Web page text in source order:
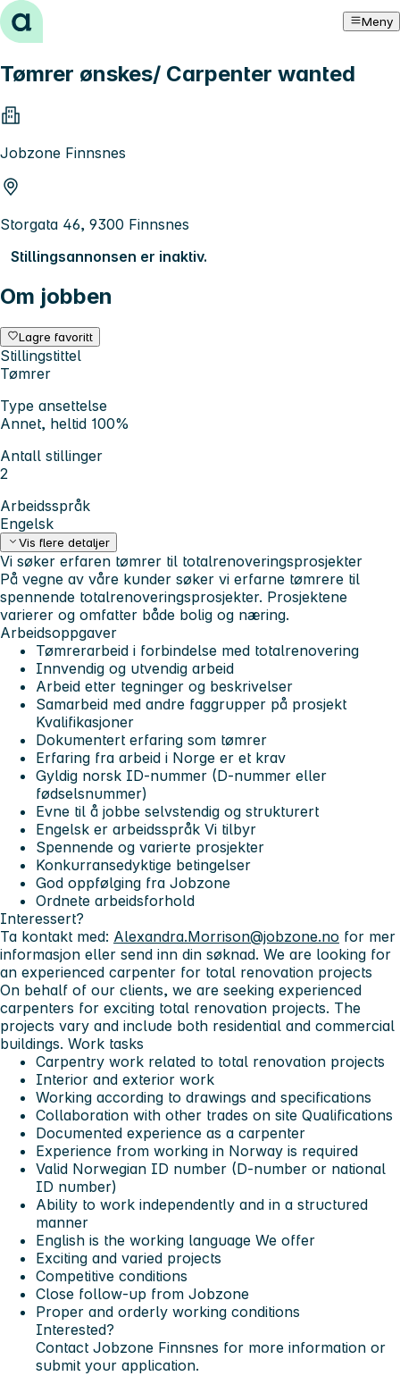
Hopp til innhold Meny
Tømrer ønskes/ Carpenter wanted
Jobzone Finnsnes
Storgata 46, 9300 Finnsnes
Stillingsannonsen er inaktiv.
Om jobben
Lagre favoritt
Stillingstittel
Tømrer
Type ansettelse
Annet, heltid 100%
Antall stillinger
2
Arbeidsspråk
Engelsk
Vis flere detaljer
Vi søker erfaren tømrer til totalrenoveringsprosjekter
På vegne av våre kunder søker vi erfarne tømrere til
spennende totalrenoveringsprosjekter. Prosjektene
varierer og omfatter både bolig og næring.
Arbeidsoppgaver
Tømrerarbeid i forbindelse med totalrenovering
Innvendig og utvendig arbeid
Arbeid etter tegninger og beskrivelser
Samarbeid med andre faggrupper på prosjekt
Kvalifikasjoner
Dokumentert erfaring som tømrer
Erfaring fra arbeid i Norge er et krav
Gyldig norsk ID-nummer (D-nummer eller
fødselsnummer)
Evne til å jobbe selvstendig og strukturert
Engelsk er arbeidsspråk Vi tilbyr
Spennende og varierte prosjekter
Konkurransedyktige betingelser
God oppfølging fra Jobzone
Ordnete arbeidsforhold
Interessert?
Ta kontakt med: Alexandra.Morrison@jobzone.no for mer
informasjon eller send inn din søknad. We are looking for
an experienced carpenter for total renovation projects
On behalf of our clients, we are seeking experienced
carpenters for exciting total renovation projects. The
projects vary and include both residential and commercial
buildings. Work tasks
Carpentry work related to total renovation projects
Interior and exterior work
Working according to drawings and specifications
Collaboration with other trades on site Qualifications
Documented experience as a carpenter
Experience from working in Norway is required
Valid Norwegian ID number (D-number or national
ID number)
Ability to work independently and in a structured
manner
English is the working language We offer
Exciting and varied projects
Competitive conditions
Close follow-up from Jobzone
Proper and orderly working conditions
Interested?
Contact Jobzone Finnsnes for more information or
submit your application.